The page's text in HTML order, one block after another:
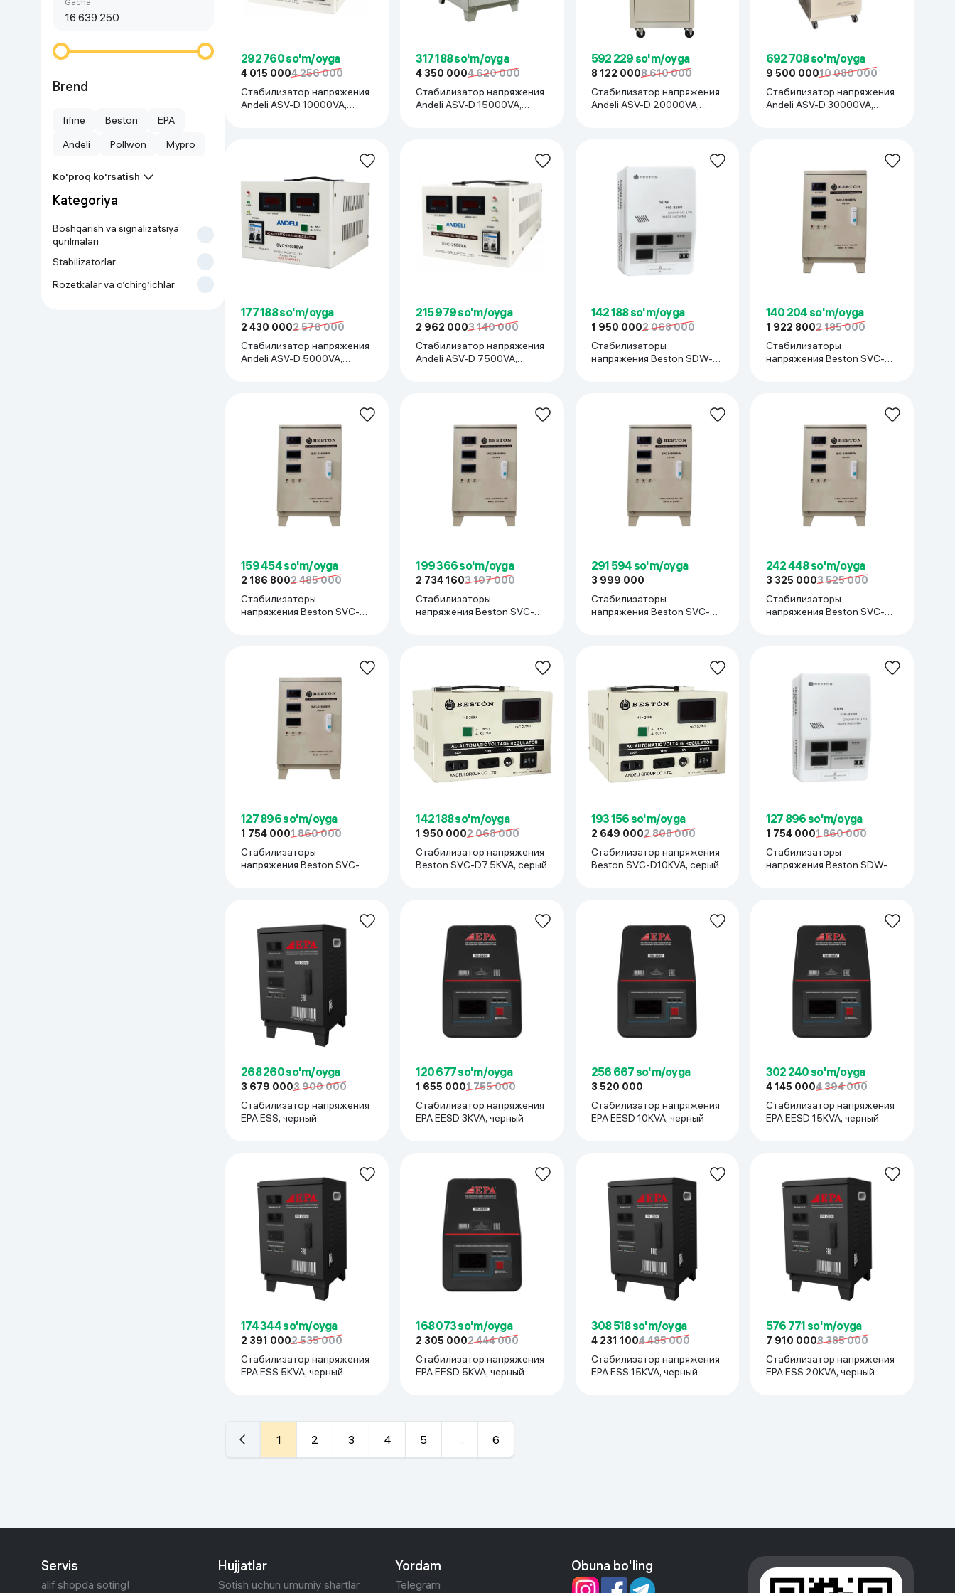
Go‘zallik va parvarish
O'yin uchun texnika
Sport tovarlari
Qurilish va ta'mirlash
Zargarlik mahsulotlari
Virtual haqiqat ko'zoynaklari
Brend
fifine Beston
EPA
Andeli
Pollwon Mypro
Ko'proq ko'rsatish
Kategoriya
Boshqarish va signalizatsiya
qurilmalari
Stabilizatorlar
Rozetkalar va o‘chirg‘ichlar
292 760 so'm/oyga
4 015 0004 256 000
Стабилизатор напряжения
Andeli ASV-D 10000VA,
317 188 so'm/oyga
4 350 0004 620 000
Стабилизатор напряжения
Andeli ASV-D 15000VA,
592 229 so'm/oyga
8 122 0008 610 000
Стабилизатор напряжения
Andeli ASV-D 20000VA,
692 708 so'm/oyga
9 500 00010 080 000
Стабилизатор напряжения
Andeli ASV-D 30000VA,
177 188 so'm/oyga
2 430 0002 576 000
Стабилизатор напряжения
Andeli ASV-D 5000VA,
215 979 so'm/oyga
2 962 0003 140 000
Стабилизатор напряжения
Andeli ASV-D 7500VA,
142 188 so'm/oyga
1 950 0002 068 000
Стабилизаторы
напряжения Beston SDW-
140 204 so'm/oyga
1 922 8002 185 000
Стабилизаторы
напряжения Beston SVC-
159 454 so'm/oyga
2 186 8002 485 000
Стабилизаторы
напряжения Beston SVC-
199 366 so'm/oyga
2 734 1603 107 000
Стабилизаторы
напряжения Beston SVC-
291 594 so'm/oyga
3 999 000
Стабилизаторы
напряжения Beston SVC-
242 448 so'm/oyga
3 325 0003 525 000
Стабилизаторы
напряжения Beston SVC-
127 896 so'm/oyga
1 754 0001 860 000
Стабилизаторы
напряжения Beston SVC-
142 188 so'm/oyga
1 950 0002 068 000
Стабилизатор напряжения
Beston SVC-D7.5KVA, серый
193 156 so'm/oyga
2 649 0002 808 000
Стабилизатор напряжения
Beston SVC-D10KVA, серый
127 896 so'm/oyga
1 754 0001 860 000
Стабилизаторы
напряжения Beston SDW-
268 260 so'm/oyga
3 679 0003 900 000
Стабилизатор напряжения
EPA ESS, черный
120 677 so'm/oyga
1 655 0001 755 000
Стабилизатор напряжения
EPA EESD 3KVA, черный
256 667 so'm/oyga
3 520 000
Стабилизатор напряжения
EPA EESD 10KVA, черный
302 240 so'm/oyga
4 145 0004 394 000
Стабилизатор напряжения
EPA EESD 15KVA, черный
174 344 so'm/oyga
2 391 0002 535 000
Стабилизатор напряжения
EPA ESS 5KVA, черный
168 073 so'm/oyga
2 305 0002 444 000
Стабилизатор напряжения
EPA EESD 5KVA, черный
308 518 so'm/oyga
4 231 1004 485 000
Стабилизатор напряжения
EPA ESS 15KVA, черный
576 771 so'm/oyga
7 910 0008 385 000
Стабилизатор напряжения
EPA ESS 20KVA, черный
1 2 3 4 5 6
Servis
alif shopda soting!
Hujjatlar
Sotish uchun umumiy shartlar
Yordam
Telegram
Obuna bo'ling